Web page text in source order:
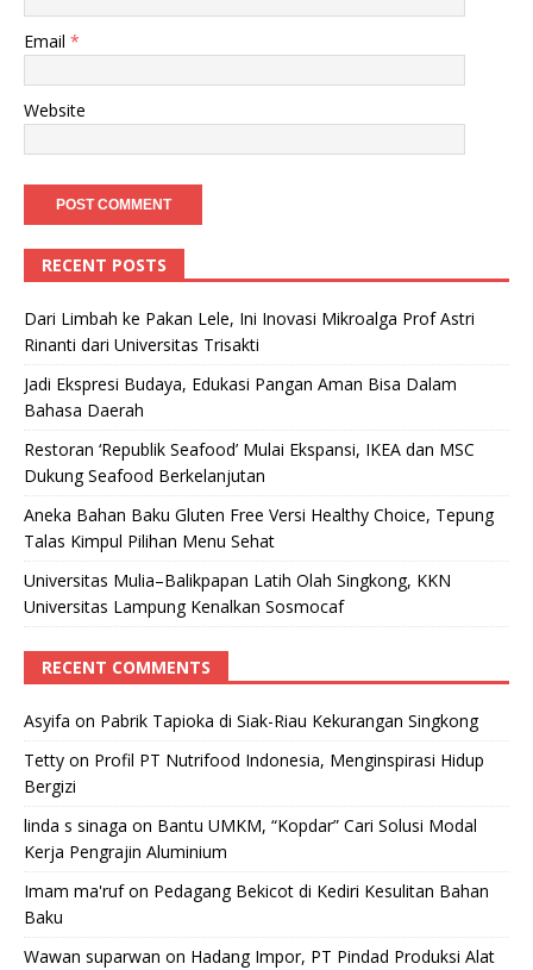
Email *
Website
RECENT POSTS
Dari Limbah ke Pakan Lele, Ini Inovasi Mikroalga Prof Astri
Rinanti dari Universitas Trisakti
Jadi Ekspresi Budaya, Edukasi Pangan Aman Bisa Dalam
Bahasa Daerah
Restoran ‘Republik Seafood’ Mulai Ekspansi, IKEA dan MSC
Dukung Seafood Berkelanjutan
Aneka Bahan Baku Gluten Free Versi Healthy Choice, Tepung
Talas Kimpul Pilihan Menu Sehat
Universitas Mulia–Balikpapan Latih Olah Singkong, KKN
Universitas Lampung Kenalkan Sosmocaf
RECENT COMMENTS
Asyifa on Pabrik Tapioka di Siak-Riau Kekurangan Singkong
Tetty on Profil PT Nutrifood Indonesia, Menginspirasi Hidup
Bergizi
linda s sinaga on Bantu UMKM, “Kopdar” Cari Solusi Modal
Kerja Pengrajin Aluminium
Imam ma'rufon Pedagang Bekicot di Kediri Kesulitan Bahan
Baku
Wawan suparwan on Hadang Impor, PT Pindad Produksi Alat